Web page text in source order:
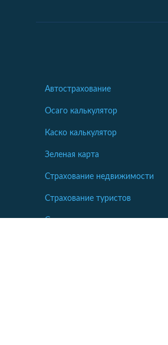
Автострахование
Осаго калькулятор
Каско калькулятор
Зеленая карта
Страхование недвижимости
Страхование туристов
Страхование яхт и катеров